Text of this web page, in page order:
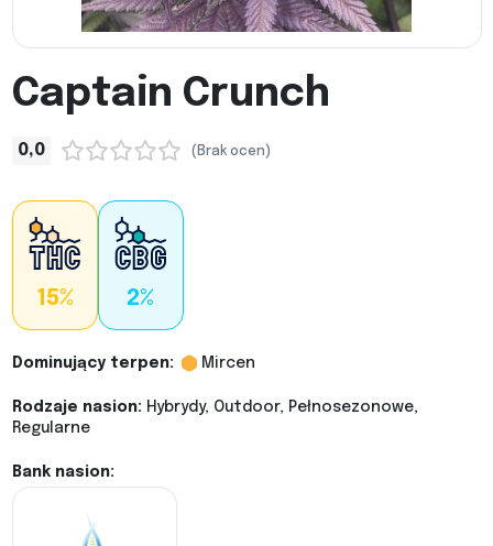
Captain Crunch
0,0 (Brak ocen)
15% 2%
Dominujący terpen: Mircen
Rodzaje nasion: Hybrydy, Outdoor, Pełnosezonowe,
Regularne
Bank nasion: